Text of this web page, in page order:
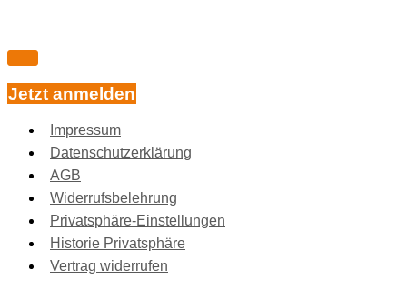
Jetzt anmelden
Impressum
Datenschutzerklärung
AGB
Widerrufsbelehrung
Privatsphäre-Einstellungen
Historie Privatsphäre
Vertrag widerrufen